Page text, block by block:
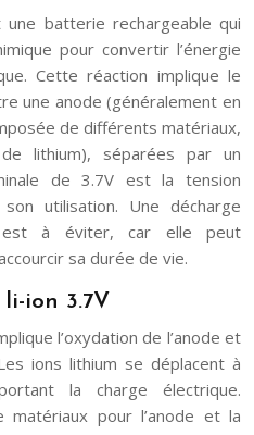
batterie rechargeable qui
pour convertir l’énergie
Cette réaction implique le
une anode (généralement en
de différents matériaux,
lithium), séparées par un
de 3.7V est la tension
utilisation. Une décharge
à éviter, car elle peut
sa durée de vie.
ion 3.7V
l’oxydation de l’anode et
ions lithium se déplacent à
la charge électrique.
matériaux pour l’anode et la